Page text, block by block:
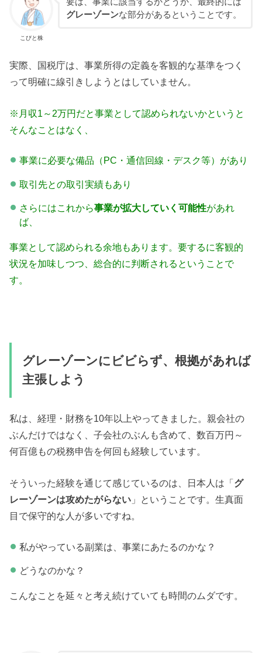
こびと株
グレーゾーンな部分があるということです。
実際、国税庁は、事業所得の定義を客観的な基準をつく
って明確に線引きしようとはしていません。
※月収1～2万円だと事業として認められないかというと
そんなことはなく、
事業に必要な備品（PC・通信回線・デスク等）があり
取引先との取引実績もあり
さらにはこれから事業が拡大していく可能性があれ
ば、
事業として認められる余地もあります。要するに客観的
状況を加味しつつ、総合的に判断されるということで
す。
グレーゾーンにビビらず、根拠があれば
主張しよう
私は、経理・財務を10年以上やってきました。親会社の
ぶんだけではなく、子会社のぶんも含めて、数百万円～
何百億もの税務申告を何回も経験しています。
そういった経験を通じて感じているのは、日本人は「 グ
レーゾーンは攻めたがらない 」ということです。生真面
目で保守的な人が多いですね。
私がやっている副業は、事業にあたるのかな？
どうなのかな？
こんなことを延々と考え続けていても時間のムダです。